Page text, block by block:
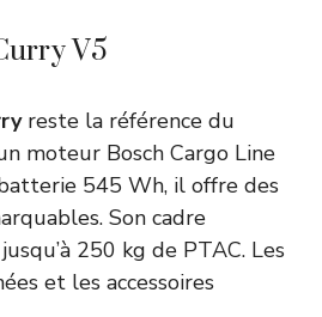
V5
reste la référence du
moteur Bosch Cargo Line
545 Wh, il offre des
Son cadre
250 kg de PTAC. Les
et les accessoires